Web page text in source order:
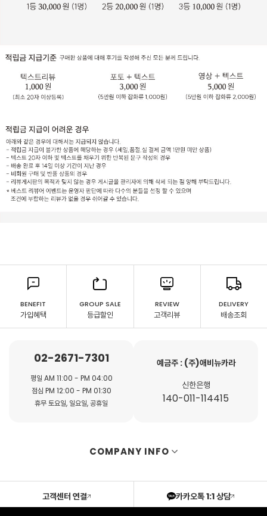
BENEFIT
가입혜택
GROUP SALE
등급할인
REVIEW
고객리뷰
DELIVERY
배송조회
02-2671-7301
평일 AM 11:00 - PM 04:00
점심 PM 12:00 - PM 01:30
휴무 토요일, 일요일, 공휴일
예금주 : (주)애비뉴카라
신한은행
140-011-114415
COMPANY INFO
고객센터 연결 카카오톡 1:1 상담